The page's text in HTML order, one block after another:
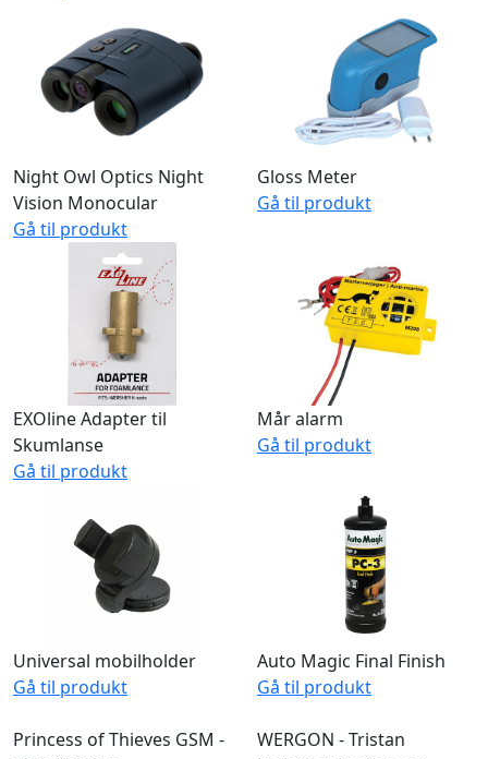
Night Owl Optics Night
Vision Monocular
Gå til produkt
Gloss Meter
Gå til produkt
EXOline Adapter til
Skumlanse
Gå til produkt
Mår alarm
Gå til produkt
Universal mobilholder
Gå til produkt
Auto Magic Final Finish
Gå til produkt
WERGON - Tristan